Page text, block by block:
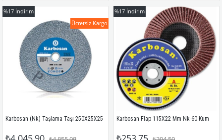
Karbosan (Nk) Taşlama Taşı 250X25X25
%17 İndirim
Ücretsiz Kargo
Karbosan Flap 115X22 Mm Nk-60 Kum
%17 İndirim